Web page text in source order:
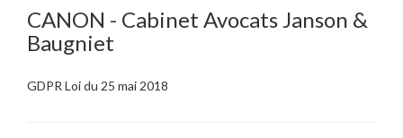
CANON - Cabinet Avocats Janson &
Baugniet
GDPR Loi du 25 mai 2018